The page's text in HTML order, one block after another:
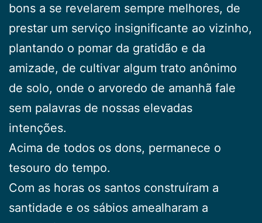
bons a se revelarem sempre melhores, de
prestar um serviço insignificante ao vizinho,
plantando o pomar da gratidão e da
amizade, de cultivar algum trato anônimo
de solo, onde o arvoredo de amanhã fale
sem palavras de nossas elevadas
intenções.
Acima de todos os dons, permanece o
tesouro do tempo.
Com as horas os santos construíram a
santidade e os sábios amealharam a